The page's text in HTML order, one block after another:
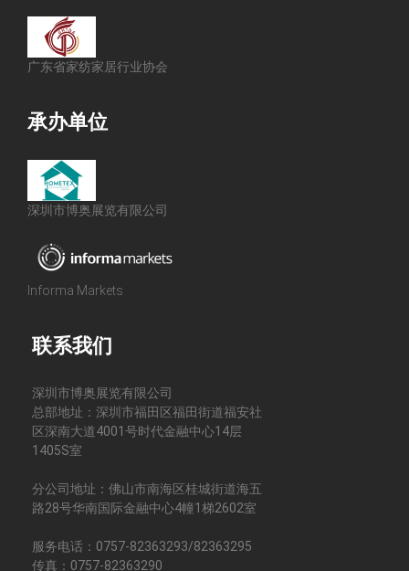
广东省家纺家居行业协会
承办单位
深圳市博奥展览有限公司
Informa Markets
联系我们
深圳市博奥展览有限公司
总部地址：深圳市福田区福田街道福安社
区深南大道4001号时代金融中心14层
1405S室
分公司地址：佛山市南海区桂城街道海五
路28号华南国际金融中心4幢1梯2602室
服务电话：0757-82363293/82363295
传真：0757-82363290